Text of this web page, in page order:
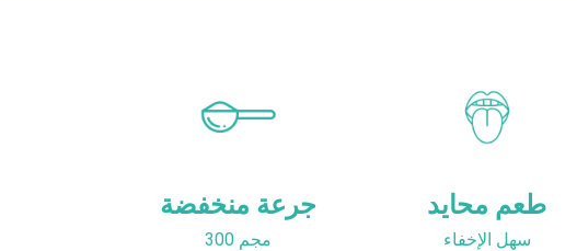
جرعة منخفضة
300 مجم
طعم محايد
سهل الإخفاء